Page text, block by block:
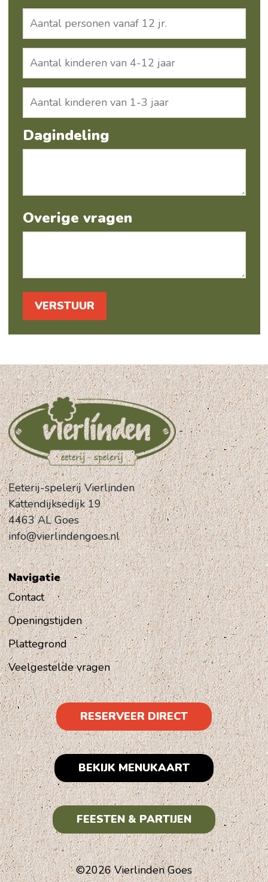
Dagindeling
Overige vragen
-
Eeterij-spelerij Vierlinden
Kattendijksedijk 19
4463 AL Goes
info@vierlindengoes.nl
Navigatie
Contact
Openingstijden
Plattegrond
Veelgestelde vragen
RESERVEER DIRECT
BEKIJK MENUKAART
FEESTEN & PARTIJEN
©2026 Vierlinden Goes